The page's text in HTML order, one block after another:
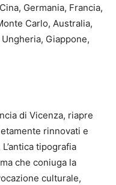
Germania, Francia,
Carlo, Australia,
Giappone,
di Vicenza, riapre
rinnovati e
tipografia
che coniuga la
culturale,